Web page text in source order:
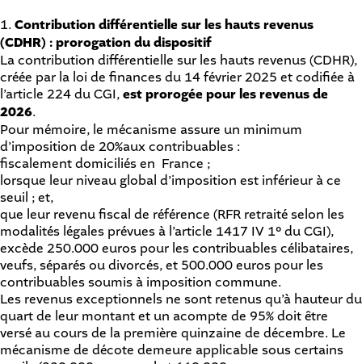
1. Contribution différentielle sur les hauts revenus
(CDHR) : prorogation du dispositif
La contribution différentielle sur les hauts revenus (CDHR),
créée par la loi de finances du 14 février 2025 et codifiée à
l’article 224 du CGI,est prorogée pour les revenus de
2026.
Pour mémoire, le mécanisme assure un minimum
d’imposition de 20%aux contribuables :
fiscalement domiciliés en France ;
lorsque leur niveau global d’imposition est inférieur à ce
seuil ; et,
que leur revenu fiscal de référence (RFR retraité selon les
modalités légales prévues à l’article 1417 IV 1° du CGI),
excède 250.000 euros pour les contribuables célibataires,
veufs, séparés ou divorcés, et 500.000 euros pour les
contribuables soumis à imposition commune.
Les revenus exceptionnels ne sont retenus qu’à hauteur du
quart de leur montant et un acompte de 95% doit être
versé au cours de la première quinzaine de décembre. Le
mécanisme de décote demeure applicable sous certains